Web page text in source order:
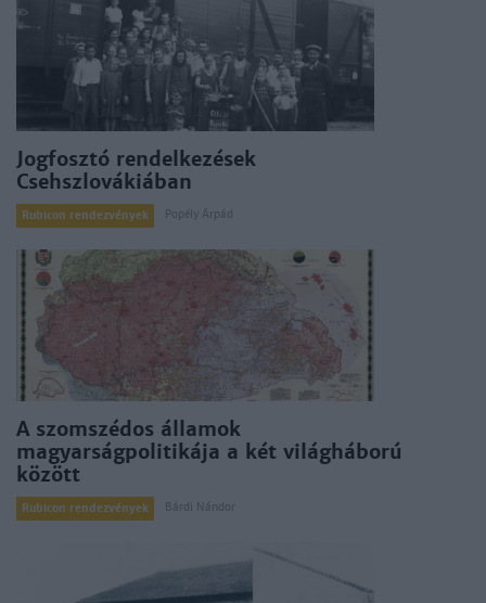
Jogfosztó rendelkezések
Csehszlovákiában
Rubicon rendezvények Popély Árpád
A szomszédos államok
magyarságpolitikája a két világháború
között
Rubicon rendezvények Bárdi Nándor